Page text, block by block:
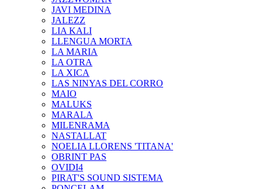
JAVI MEDINA
JALEZZ
LIA KALI
LLENGUA MORTA
LA MARIA
LA OTRA
LA XICA
LAS NINYAS DEL CORRO
MAIO
MALUKS
MARALA
MILENRAMA
NASTALLAT
NOELIA LLORENS 'TITANA'
OBRINT PAS
OVIDI4
PIRAT'S SOUND SISTEMA